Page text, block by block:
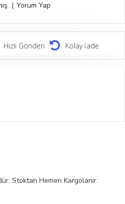
Hızlı Gönderi Kolay İade
| Yorum Yap
Stoktan Hemen Kargolanır.